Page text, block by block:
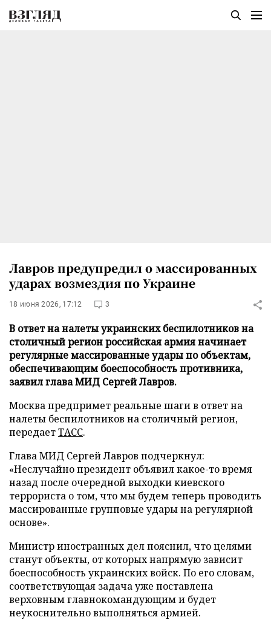
Лавров предупредил о массированных
ударах возмездия по Украине
18 июня 2026, 17:12 3
В ответ на налеты украинских беспилотников на
столичный регион российская армия начинает
регулярные массированные удары по объектам,
обеспечивающим боеспособность противника,
заявил глава МИД Сергей Лавров.
Москва предпримет реальные шаги в ответ на
налеты беспилотников на столичный регион,
передаетТАСС.
Глава МИД Сергей Лавров подчеркнул:
«Неслучайно президент объявил какое-то время
назад после очередной выходки киевского
террориста о том, что мы будем теперь проводить
массированные групповые удары на регулярной
основе».
Министр иностранных дел пояснил, что целями
станут объекты, от которых напрямую зависит
боеспособность украинских войск. По его словам,
соответствующая задача уже поставлена
верховным главнокомандующим и будет
неукоснительно выполняться армией.